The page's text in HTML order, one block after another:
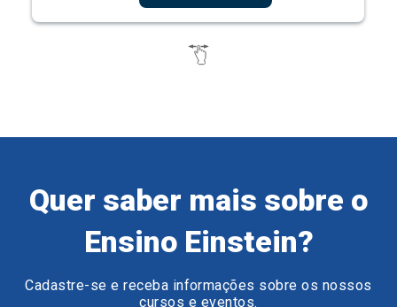
Quer saber mais sobre o
Ensino Einstein?
Cadastre-se e receba informações sobre os nossos
cursos e eventos.